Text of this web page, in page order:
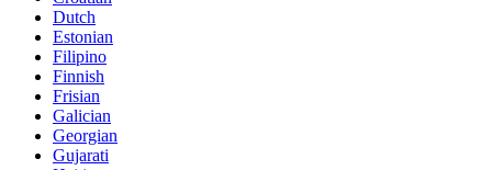
Dutch
Estonian
Filipino
Finnish
Frisian
Galician
Georgian
Gujarati